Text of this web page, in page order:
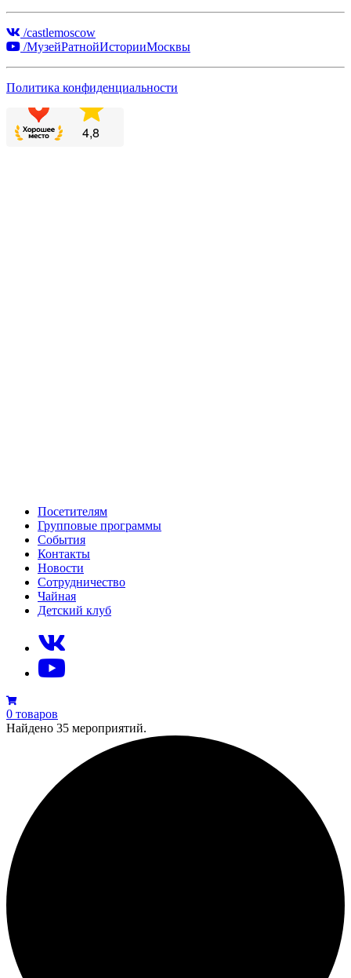
/castlemoscow
/МузейРатнойИсторииМосквы
Политика конфиденциальности
Посетителям
Групповые программы
События
Контакты
Новости
Сотрудничество
Чайная
Детский клуб
0 товаров
Найдено 35 мероприятий.